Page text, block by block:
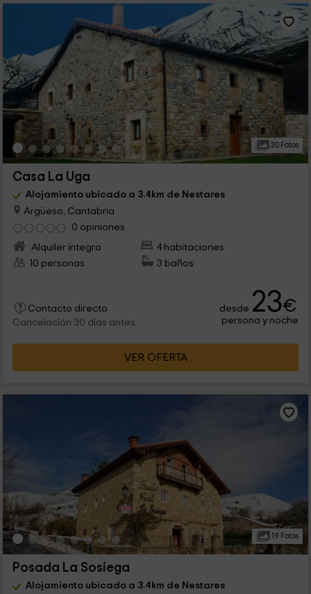
20 Fotos
Casa La Uga
Alojamiento ubicado a 3.4km de Nestares
Argüeso, Cantabria
0 opiniones
Alquiler íntegro
4 habitaciones
10 personas
3 baños
Contacto directo
Cancelación 30 días antes
desde 23€
persona y noche
VER OFERTA
19 Fotos
Posada La Sosiega
Alojamiento ubicado a 3.4km de Nestares